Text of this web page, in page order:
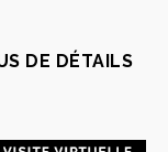
DE DÉTAILS